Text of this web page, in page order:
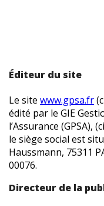
Éditeur du site
Le site www.gpsa.fr
édité par le GIE
l’Assurance (GPSA),
le siège social est
Haussmann, 75311
00076.
Directeur de la